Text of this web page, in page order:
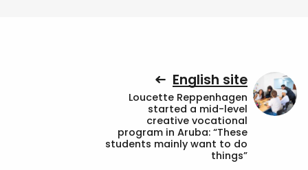
English site
Loucette Reppenhagen
started a mid-level
creative vocational
program in Aruba: “These
students mainly want to do
things”